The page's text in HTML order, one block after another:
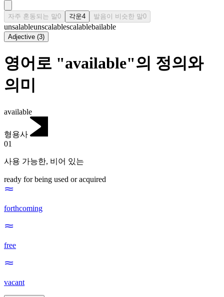
자주 혼동되는 말0 각운4 발음이 비슷한 말0
unsalableunscalablescalablebailable
Adjective (3)
영어로 "available"의 정의와
의미
available
형용사
01
사용 가능한, 비어 있는
ready for being used or acquired
forthcoming
free
vacant